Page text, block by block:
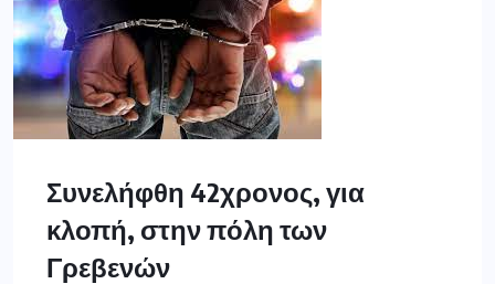
Συνελήφθη 42χρονος, για
κλοπή, στην πόλη των
Γρεβενών